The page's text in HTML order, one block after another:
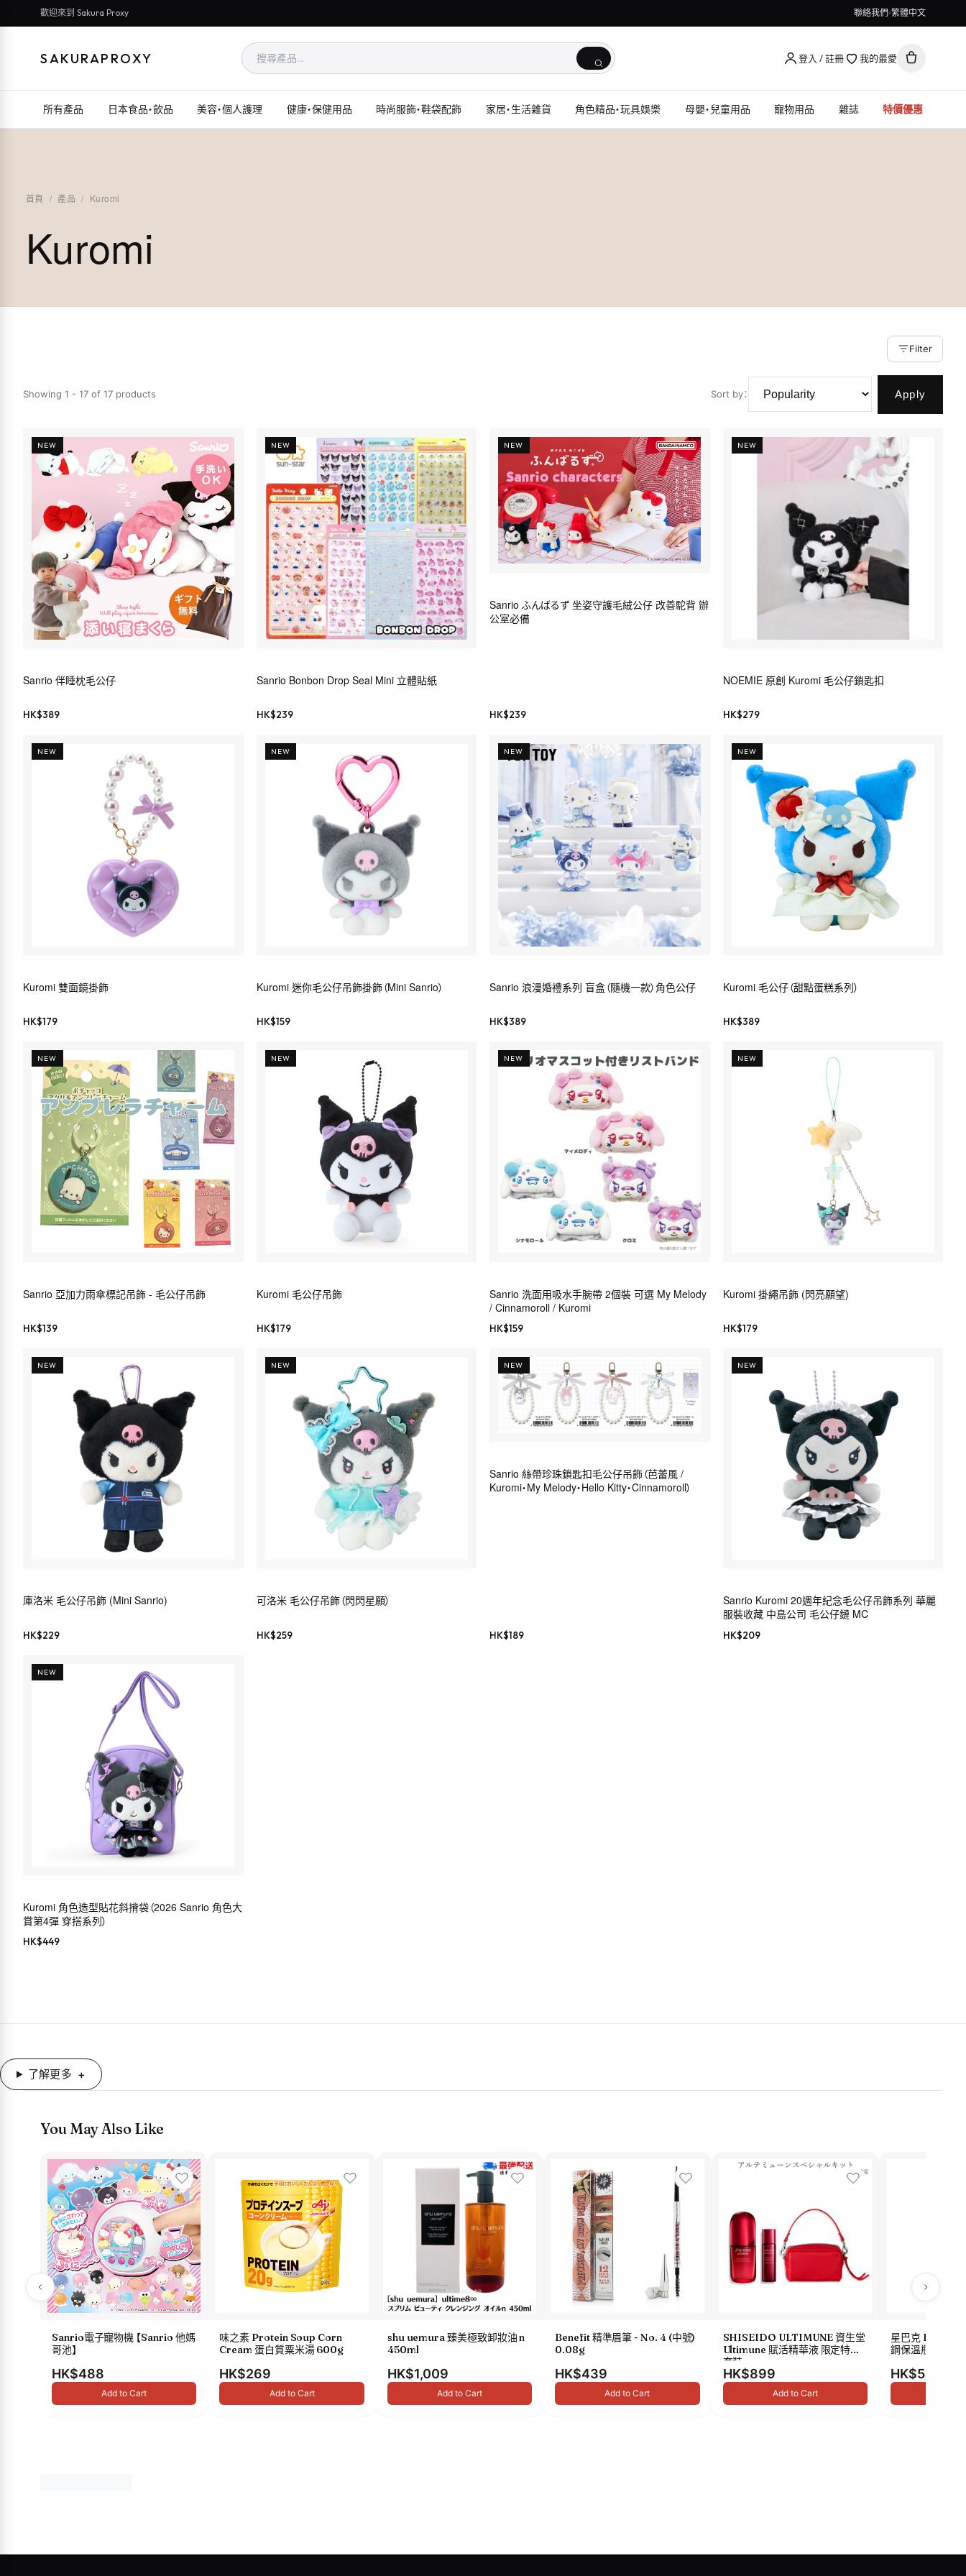
歡迎來到 Sakura Proxy 聯絡我們 繁體中文
SAKURAPROXY 登入 / 註冊 我的最愛
所有產品 日本食品・飲品 美容・個人護理 健康・保健用品 時尚服飾・鞋袋配飾 家居・生活雜貨 角色精品・玩具娛樂 母嬰・兒童用品 寵物用品 雜誌 特價優惠
首頁 / 產品 / Kuromi
Kuromi
Filter
Showing 1 - 17 of 17 products Sort by： Apply
NEW
Sanrio 伴睡枕毛公仔
HK$389
NEW
Sanrio Bonbon Drop Seal Mini 立體貼紙
HK$239
NEW
Sanrio ふんばるず 坐姿守護毛絨公仔 改善駝背 辦
公室必備
HK$239
NEW
NOEMIE 原創 Kuromi 毛公仔鎖匙扣
HK$279
NEW
Kuromi 雙面鏡掛飾
HK$179
NEW
Kuromi 迷你毛公仔吊飾掛飾（Mini Sanrio）
HK$159
NEW
Sanrio 浪漫婚禮系列 盲盒（隨機一款）角色公仔
HK$389
NEW
Kuromi 毛公仔（甜點蛋糕系列）
HK$389
NEW
Sanrio 亞加力雨傘標記吊飾 - 毛公仔吊飾
HK$139
NEW
Kuromi 毛公仔吊飾
HK$179
NEW
Sanrio 洗面用吸水手腕帶 2個裝 可選 My Melody
/ Cinnamoroll / Kuromi
HK$159
NEW
Kuromi 掛繩吊飾 (閃亮願望)
HK$179
NEW
庫洛米 毛公仔吊飾 (Mini Sanrio)
HK$229
NEW
可洛米 毛公仔吊飾（閃閃星願）
HK$259
NEW
Sanrio 絲帶珍珠鎖匙扣毛公仔吊飾（芭蕾風 /
Kuromi・My Melody・Hello Kitty・Cinnamoroll）
HK$189
NEW
Sanrio Kuromi 20週年紀念毛公仔吊飾系列 華麗
服裝收藏 中島公司 毛公仔鏈 MC
HK$209
NEW
Kuromi 角色造型貼花斜揹袋（2026 Sanrio 角色大
賞第4彈 穿搭系列）
HK$449
了解更多
You May Also Like
Sanrio電子寵物機 【Sanrio 他媽
哥池】
HK$488
Add to Cart
味之素 Protein Soup Corn
Cream 蛋白質粟米湯 600g
HK$269
Add to Cart
shu uemura 臻美極致卸妝油 n
450ml
HK$1,009
Add to Cart
Benefit 精準眉筆 - No. 4 (中號)
0.08g
HK$439
Add to Cart
SHISEIDO ULTIMUNE 資生堂
Ultimune 賦活精華液 限定特別
套裝
HK$899
Add to Cart
星巴克 Been
鋼保溫瓶 473ml
HK$549